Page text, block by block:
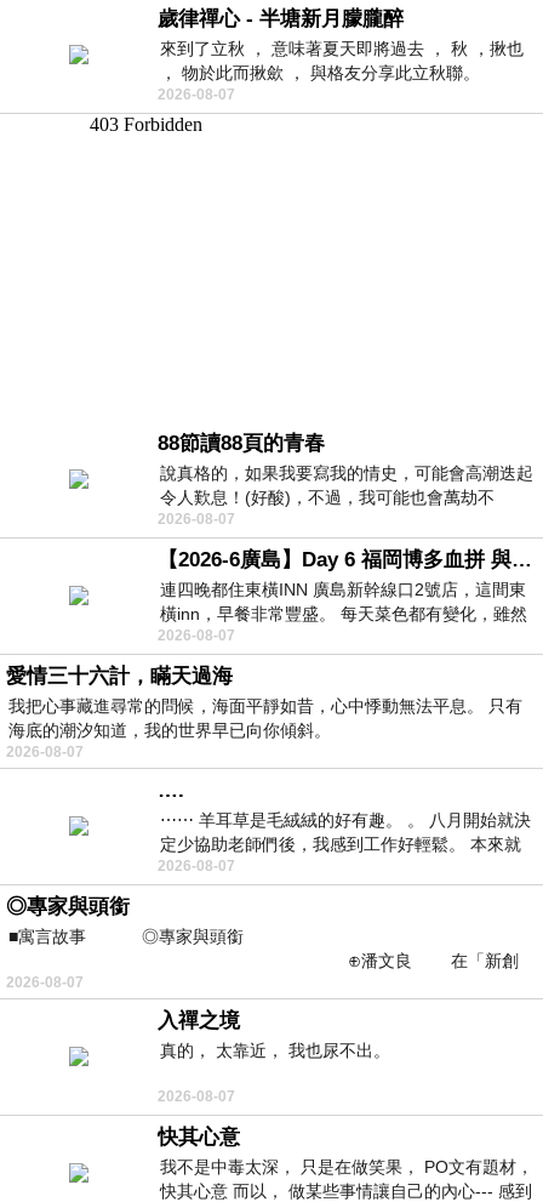
歲律禪心 - 半塘新月朦朧醉
來到了立秋 ， 意味著夏天即將過去 ， 秋 ，揪也
， 物於此而揪歛 ， 與格友分享此立秋聯。
2026-08-07
88節讀88頁的青春
說真格的，如果我要寫我的情史，可能會高潮迭起
令人歎息！(好酸)，不過，我可能也會萬劫不
復...，每天跪鍵盤還是被判了花心的罪
2026-08-07
【2026-6廣島】Day 6 福岡博多血拼 與機場接送少年司機深夜對談
連四晚都住東橫INN 廣島新幹線口2號店，這間東
橫inn，早餐非常豐盛。 每天菜色都有變化，雖然
看到工作人員拿出料理包加熱，但
2026-08-07
愛情三十六計，瞞天過海
我把心事藏進尋常的問候，海面平靜如昔，心中悸動無法平息。 只有
海底的潮汐知道，我的世界早已向你傾斜。
2026-08-07
….
⋯⋯ 羊耳草是毛絨絨的好有趣。 。 八月開始就決
定少協助老師們後，我感到工作好輕鬆。 本來就
不是我的工作啊。 真
2026-08-07
◎專家與頭銜
■寓言故事 ◎專家與頭銜
⊕潘文良 在「新創
之谷」裡——
2026-08-07
入禪之境
真的， 太靠近， 我也尿不出。
2026-08-07
快其心意
我不是中毒太深， 只是在做笑果， PO文有題材，
快其心意 而以， 做某些事情讓自己的內心--- 感到